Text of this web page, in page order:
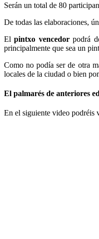
Serán un total de 80
De todas las elaboraciones,
Elpintxo vencedorpodrá
principalmente que sea un
Como no podía ser de otra
locales de la ciudad o bien
El palmarés de anteriores
En el siguiente video podréis